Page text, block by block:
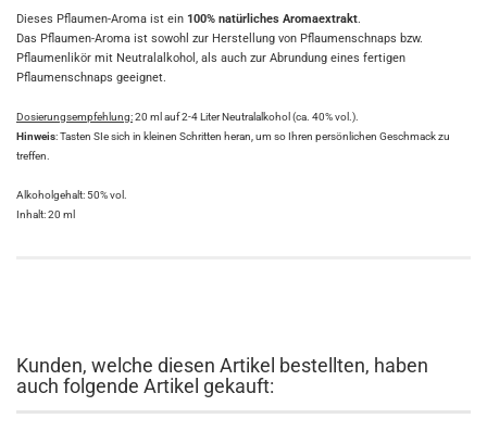
Dieses Pflaumen-Aroma ist ein 100% natürliches Aromaextrakt.
Das Pflaumen-Aroma ist sowohl zur Herstellung von Pflaumenschnaps bzw.
Pflaumenlikör mit Neutralalkohol, als auch zur Abrundung eines fertigen
Pflaumenschnaps geeignet.
Dosierungsempfehlung:20 ml auf 2-4 Liter Neutralalkohol (ca. 40% vol.).
Hinweis: Tasten SIe sich in kleinen Schritten heran, um so Ihren persönlichen Geschmack zu
treffen.
Alkoholgehalt: 50% vol.
Inhalt: 20 ml
Kunden, welche diesen Artikel bestellten, haben
auch folgende Artikel gekauft: